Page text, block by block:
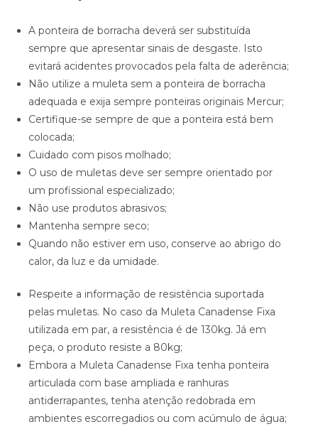
A ponteira de borracha deverá ser substituída
sempre que apresentar sinais de desgaste. Isto
evitará acidentes provocados pela falta de aderência;
Não utilize a muleta sem a ponteira de borracha
adequada e exija sempre ponteiras originais Mercur;
Certifique-se sempre de que a ponteira está bem
colocada;
Cuidado com pisos molhado;
O uso de muletas deve ser sempre orientado por
um profissional especializado;
Não use produtos abrasivos;
Mantenha sempre seco;
Quando não estiver em uso, conserve ao abrigo do
calor, da luz e da umidade.
Respeite a informação de resistência suportada
pelas muletas. No caso da Muleta Canadense Fixa
utilizada em par, a resistência é de 130kg. Já em
peça, o produto resiste a 80kg;
Embora a Muleta Canadense Fixa tenha ponteira
articulada com base ampliada e ranhuras
antiderrapantes, tenha atenção redobrada em
ambientes escorregadios ou com acúmulo de água;